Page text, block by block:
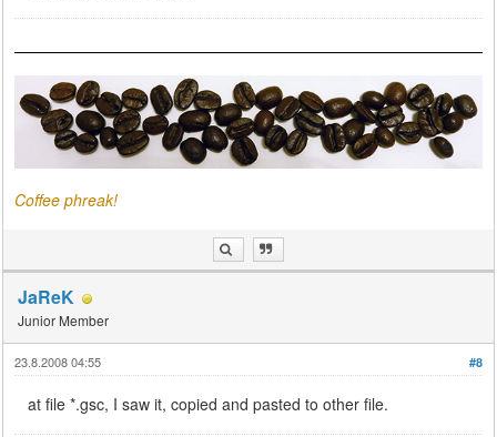
Coffee phreak!
JaReK
Junior Member
#8
23.8.2008 04:55
at file *.gsc, I saw it, copied and pasted to other file.